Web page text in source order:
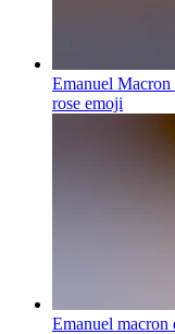
Emanuel Macron
rose emoji
Emanuel